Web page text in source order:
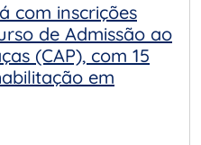
com inscrições
de Admissão ao
(CAP), com 15
em